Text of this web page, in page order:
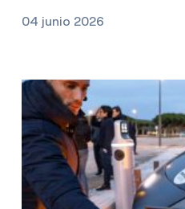
04 junio 2026